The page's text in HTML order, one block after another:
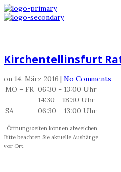
Kirchentellinsfurt
on 14. März 2016 | No Comments
MO – FR 06:30 – 13:00 Uhr
14:30 – 18:30 Uhr
SA
06:30 – 13:00 Uhr
Öffnungszeiten können abweichen.
Bitte beachten Sie aktuelle Aushänge
vor Ort.